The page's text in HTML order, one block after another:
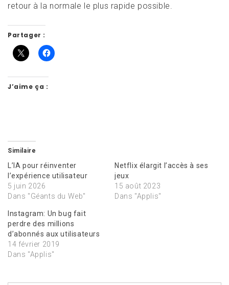
retour à la normale le plus rapide possible.
Partager :
J’aime ça :
Similaire
L’IA pour réinventer
l’expérience utilisateur
5 juin 2026
Dans "Géants du Web"
Netflix élargit l’accès à ses
jeux
15 août 2023
Dans "Applis"
Instagram: Un bug fait
perdre des millions
d’abonnés aux utilisateurs
14 février 2019
Dans "Applis"